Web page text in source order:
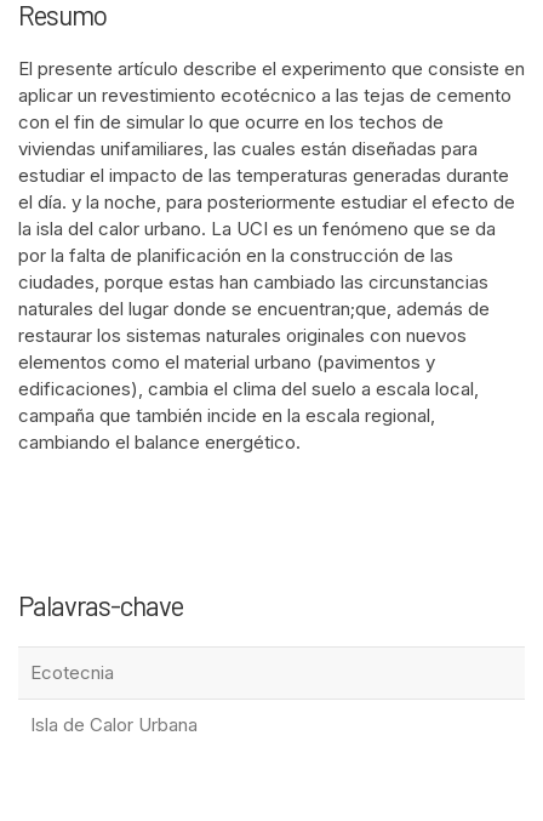
Other
0
See how this article has been
cited atscite.ai
Scite shows how a scientific paper
has been cited by providing the
context of the citation, a
classification describing whether it
supports, mentions, or contrasts
the cited claim, and a label
indicating in which section the
citation was made.
Resumo
El presente artículo describe el experimento que consiste en
aplicar un revestimiento ecotécnico a las tejas de cemento
con el fin de simular lo que ocurre en los techos de
viviendas unifamiliares, las cuales están diseñadas para
estudiar el impacto de las temperaturas generadas durante
el día. y la noche, para posteriormente estudiar el efecto de
la isla del calor urbano. La UCI es un fenómeno que se da
por la falta de planificación en la construcción de las
ciudades, porque estas han cambiado las circunstancias
naturales del lugar donde se encuentran;que, además de
restaurar los sistemas naturales originales con nuevos
elementos como el material urbano (pavimentos y
edificaciones), cambia el clima del suelo a escala local,
campaña que también incide en la escala regional,
cambiando el balance energético.
Palavras-chave
Ecotecnia
Isla de Calor Urbana